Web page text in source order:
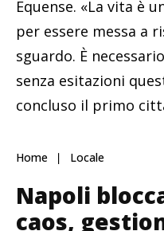
Equense. «La vita è
per essere messa a
sguardo. È
senza esitazioni
concluso il primo
Home Locale
Napoli
caos,